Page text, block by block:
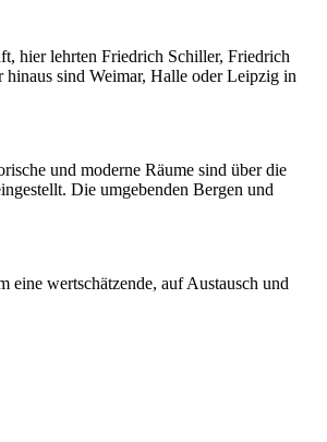
hier lehrten Friedrich Schiller, Friedrich
sind Weimar, Halle oder Leipzig in
und moderne Räume sind über die
Die umgebenden Bergen und
eine wertschätzende, auf Austausch und